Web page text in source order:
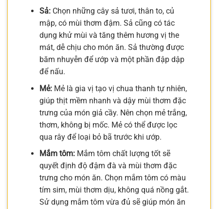
Sả:Chọn những cây sả tươi, thân to, củ
mập, có mùi thơm đậm. Sả cũng có tác
dụng khử mùi và tăng thêm hương vị the
mát, dễ chịu cho món ăn. Sả thường được
băm nhuyễn để ướp và một phần đập dập
để nấu.
Mẻ:Mẻ là gia vị tạo vị chua thanh tự nhiên,
giúp thịt mềm nhanh và dậy mùi thơm đặc
trưng của món giả cầy. Nên chọn mẻ trắng,
thơm, không bị mốc. Mẻ có thể được lọc
qua rây để loại bỏ bã trước khi ướp.
Mắm tôm:Mắm tôm chất lượng tốt sẽ
quyết định độ đậm đà và mùi thơm đặc
trưng cho món ăn. Chọn mắm tôm có màu
tím sim, mùi thơm dịu, không quá nồng gắt.
Sử dụng mắm tôm vừa đủ sẽ giúp món ăn